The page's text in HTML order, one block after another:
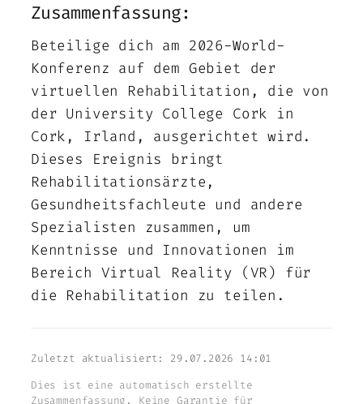
Zusammenfassung:
Beteilige dich am 2026-World-
Konferenz auf dem Gebiet der
virtuellen Rehabilitation, die von
der University College Cork in
Cork, Irland, ausgerichtet wird.
Dieses Ereignis bringt
Rehabilitationsärzte,
Gesundheitsfachleute und andere
Spezialisten zusammen, um
Kenntnisse und Innovationen im
Bereich Virtual Reality (VR) für
die Rehabilitation zu teilen.
Zuletzt aktualisiert: 29.07.2026 14:01
Dies ist eine automatisch erstellte
Zusammenfassung. Keine Garantie für